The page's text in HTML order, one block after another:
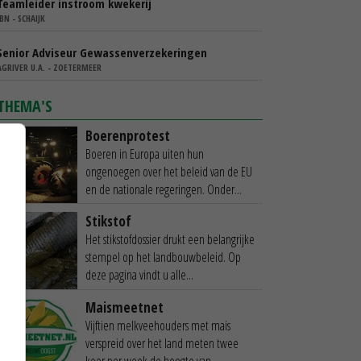
instroom kwekerij
- SCHAIJK
Adviseur Gewassenverzekeringen
U.A. - ZOETERMEER
Boerenprotest
Boeren in Europa uiten hun
ongenoegen over het beleid van de EU
en de nationale regeringen. Onder...
Stikstof
Het stikstofdossier drukt een belangrijke
stempel op het landbouwbeleid. Op
deze pagina vindt u alle...
Maismeetnet
Vijftien melkveehouders met mais
verspreid over het land meten twee